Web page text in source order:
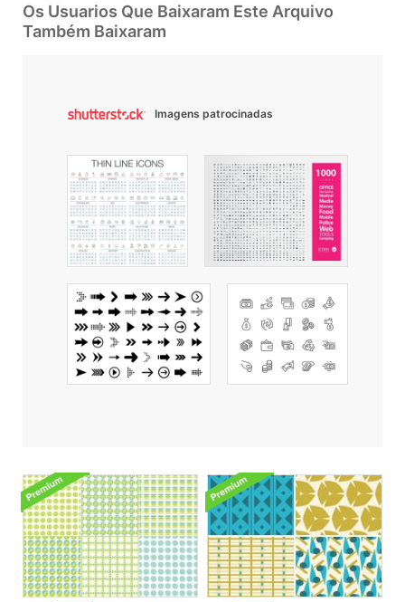
Os Usuarios Que Baixaram Este Arquivo
Também Baixaram
Imagens patrocinadas